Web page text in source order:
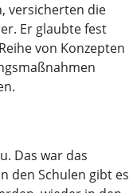
versicherten die
Er glaubte fest
von Konzepten
Das war das
den Schulen gibt es